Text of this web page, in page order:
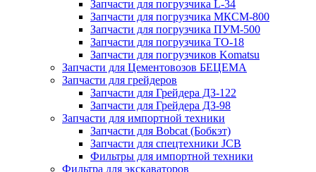
Запчасти для погрузчика L-34
Запчасти для погрузчика МКСМ-800
Запчасти для погрузчика ПУМ-500
Запчасти для погрузчика ТО-18
Запчасти для погрузчиков Komatsu
Запчасти для Цементовозов БЕЦЕМА
Запчасти для грейдеров
Запчасти для Грейдера ДЗ-122
Запчасти для Грейдера ДЗ-98
Запчасти для импортной техники
Запчасти для Bobcat (Бобкэт)
Запчасти для спецтехники JCB
Фильтры для импортной техники
Фильтра для экскаваторов